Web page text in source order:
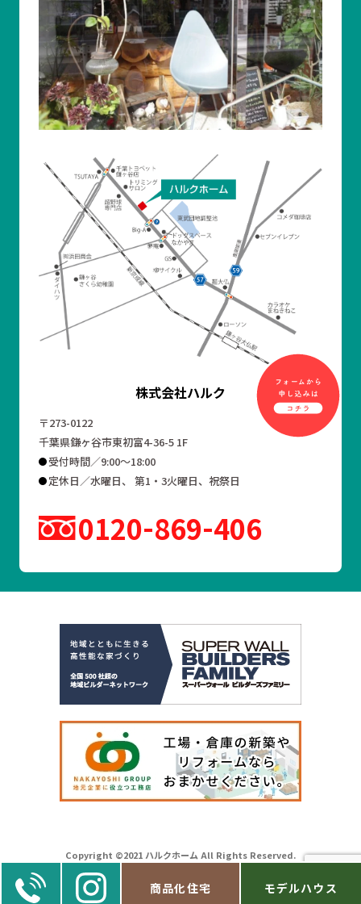
商品化住宅 モデルハウス
株式会社ハルク
〒273-0122
千葉県鎌ヶ谷市東初富4-36-5 1F
受付時間／9:00～18:00
定休日／水曜日、 第1・3火曜日、祝祭日
0120 869 406
Copyright ©2021 ハルクホーム All Rights Reserved.